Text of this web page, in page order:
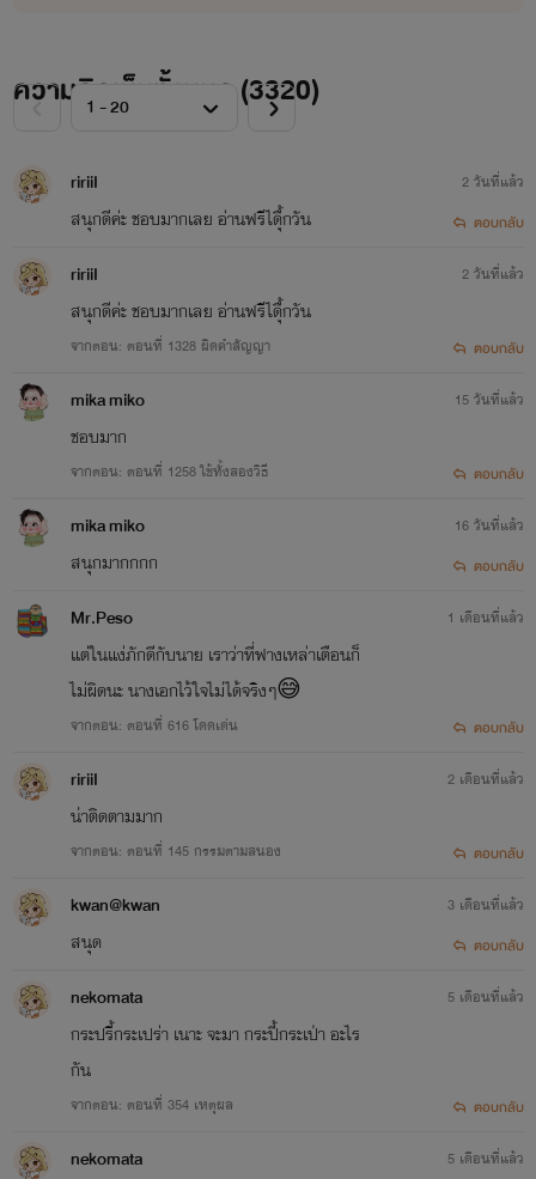
ด้วยเจ้าค่ะ
ความคิดเห็นทั้งหมด (3320)
ririiI
สนุกดีค่ะ ชอบมากเลย อ่านฟรีได้ืุกวัน
2 วันที่แล้ว
ตอบกลับ
ririiI
สนุกดีค่ะ ชอบมากเลย อ่านฟรีได้ืุกวัน
จากตอน: ตอนที่ 1328 ผิดคำสัญญา
2 วันที่แล้ว
ตอบกลับ
mika miko
ชอบมาก
จากตอน: ตอนที่ 1258 ใช้ทั้งสองวิธี
15 วันที่แล้ว
ตอบกลับ
mika miko
สนุกมากกกก
16 วันที่แล้ว
ตอบกลับ
Mr.Peso
แต่ในแง่ภักดีกับนาย เราว่าที่ฟางเหล่าเตือนก็
ไม่ผิดนะ นางเอกไว้ใจไม่ได้จริงๆ😅
จากตอน: ตอนที่ 616 โดดเด่น
1 เดือนที่แล้ว
ตอบกลับ
ririiI
น่าติดตามมาก
จากตอน: ตอนที่ 145 กรรมตามสนอง
2 เดือนที่แล้ว
ตอบกลับ
kwan@kwan
สนุด
3 เดือนที่แล้ว
ตอบกลับ
nekomata
กระปรี้กระเปร่า เนาะ จะมา กระปี้กระเป่า อะไร
กัน
จากตอน: ตอนที่ 354 เหตุผล
5 เดือนที่แล้ว
ตอบกลับ
nekomata 5 เดือนที่แล้ว